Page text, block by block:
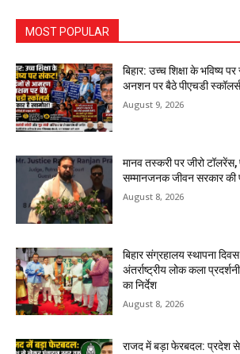
MOST POPULAR
बिहार: उच्च शिक्षा के भविष्य
अनशन पर बैठे पीएचडी
August 9, 2026
मानव तस्करी पर जीरो टॉलरेंस,
सम्मानजनक जीवन सरकार की
August 8, 2026
बिहार संग्रहालय स्थापना
अंतर्राष्ट्रीय लोक कला
का निर्देश
August 8, 2026
राजद में बड़ा फेरबदल: प्रदेश